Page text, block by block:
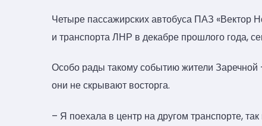
Четыре пассажирских автобуса ПАЗ «Вектор
и транспорта ЛНР в декабре прошлого года,
Особо рады такому событию жители Заречной
они не скрывают восторга.
– Я поехала в центр на другом транспорте,